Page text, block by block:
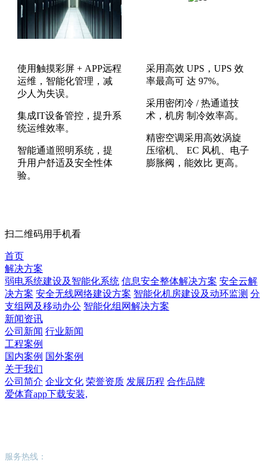
使用触摸彩屏 + APP远程
运维，智能化管理，减
少人为失误。
集成IT设备管控，提升系
统运维效率。
智能通道照明系统，提
升用户舒适及安全性体
验。
采用高效 UPS，UPS 效
率最高可 达 97%。
采用密闭冷 / 热通道技
术，机房 制冷效率高。
精密空调采用高效涡旋
压缩机、 EC 风机、电子
膨胀阀，能效比 更高。
扫二维码用手机看
首页
解决方案
弱电系统建设及智能化系统 信息安全整体解决方案 安全云解
决方案 安全无线网络建设方案 智能化机房建设及动环监测 分
支组网及移动办公 智能化组网解决方案
新闻资讯
公司新闻 行业新闻
工程案例
国内案例 国外案例
关于我们
公司简介 企业文化 荣誉资质 发展历程 合作品牌
爱体育app下载安装,
服务热线：